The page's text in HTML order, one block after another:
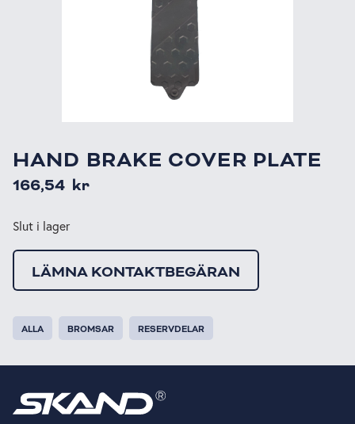
HAND BRAKE COVER PLATE
166,54 kr
Slut i lager
LÄMNA KONTAKTBEGÄRAN
ALLA BROMSAR RESERVDELAR